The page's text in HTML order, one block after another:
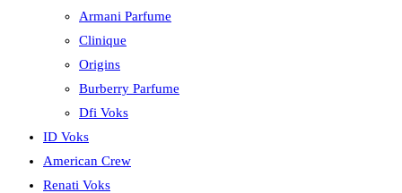
Armani Parfume
Clinique
Origins
Burberry Parfume
Dfi Voks
ID Voks
American Crew
Renati Voks